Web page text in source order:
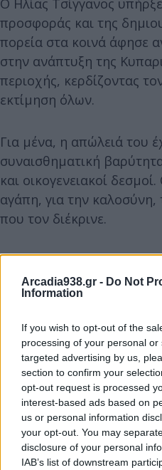
Arcadia938.gr - Do Not
Information
If you wish to opt-out of the
processing of your personal
targeted advertising by us,
section to confirm your
opt-out request is processed
interest-based ads based on
us or personal information
your opt-out. You may
disclosure of your personal
IAB’s list of downstream
Ο Ηλίας Τσίγγανος
προσφοράς και της
πορεία στα κοινά άφησε
στην ανάπτυξη της
περιοχής, κερδίζοντας
εκτίμηση όλων.
Για μένα, η απώλειά του
συναισθηματική
και οικογενειακοί
αγάπη, για την καλοσύνη,
που τον διέκρινε.
Εκφράζω τα ειλικρινή
οικογένειά του και στην
που τον τίμησε και τον